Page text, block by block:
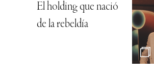
El holding que nació
de la rebeldía